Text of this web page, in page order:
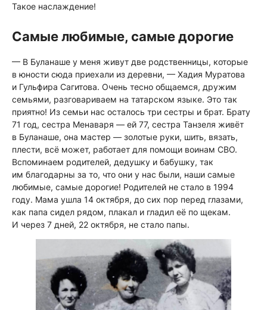
Такое наслаждение!
Самые любимые, самые дорогие
— В Буланаше у меня живут две родственницы, которые
в юности сюда приехали из деревни, — Хадия Муратова
и Гульфира Сагитова. Очень тесно общаемся, дружим
семьями, разговариваем на татарском языке. Это так
приятно! Из семьи нас осталось три сестры и брат. Брату
71 год, сестра Менаваря — ей 77, сестра Танзеля живёт
в Буланаше, она мастер — золотые руки, шить, вязать,
плести, всё может, работает для помощи воинам СВО.
Вспоминаем родителей, дедушку и бабушку, так
им благодарны за то, что они у нас были, наши самые
любимые, самые дорогие! Родителей не стало в 1994
году. Мама ушла 14 октября, до сих пор перед глазами,
как папа сидел рядом, плакал и гладил её по щекам.
И через 7 дней, 22 октября, не стало папы.